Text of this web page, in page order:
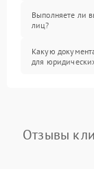
Выполняете ли
лиц?
Какую
для
Отзывы